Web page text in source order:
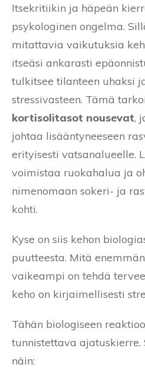
Itsekritiikin ja häpeän
psykologinen ongelma.
mitattavia vaikutuksia
itseäsi ankarasti
tulkitsee tilanteen uhaksi
stressivasteen. Tämä
kortisolitasot nousevat,
johtaa lisääntyneeseen
erityisesti vatsanalueelle.
voimistaa ruokahalua ja
nimenomaan sokeri- ja
kohti.
Kyse on siis kehon
puutteesta. Mitä
vaikeampi on tehdä
keho on kirjaimellisesti
Tähän biologiseen
tunnistettava ajatuskierre.
näin: